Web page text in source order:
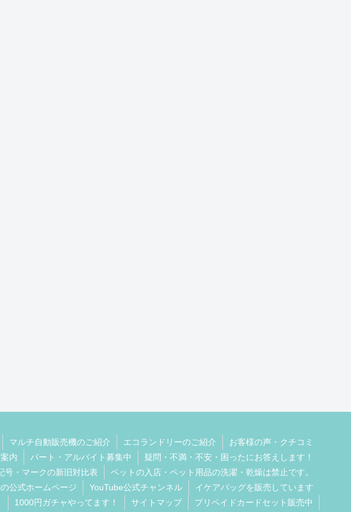
マルチ自動販売機のご紹介 エコランドリーのご紹介
お客様の声・クチコミ
内 パート・アルバイト募集中
疑問・不満・不安・困ったにお答えします！
号・マークの新旧対比表
ペットの入店・ペット用品の洗濯・乾燥は禁止です。
公式ホームページ YouTube公式チャンネル
イケアバッグを販売しています
1000円ガチャやってます！
サイトマップ プリペイドカードセット販売中